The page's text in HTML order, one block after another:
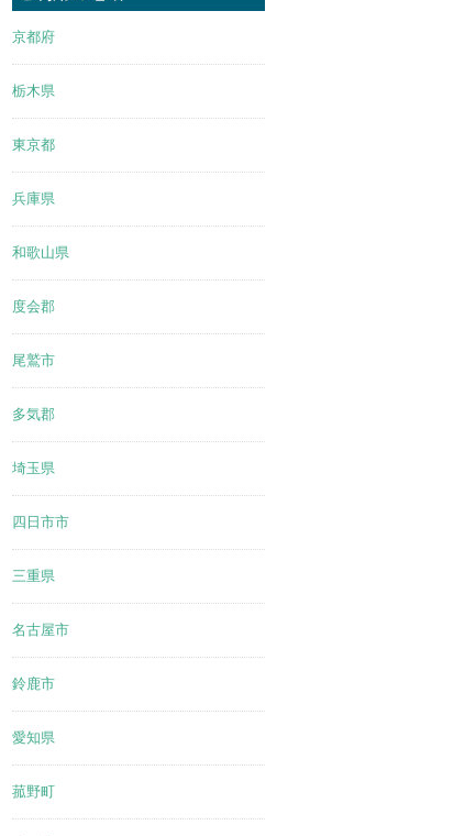
京都府
栃木県
東京都
兵庫県
和歌山県
度会郡
尾鷲市
多気郡
埼玉県
四日市市
三重県
名古屋市
鈴鹿市
愛知県
菰野町